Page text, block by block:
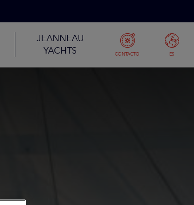
JEANNEAU
YACHTS
CONTACTO ES